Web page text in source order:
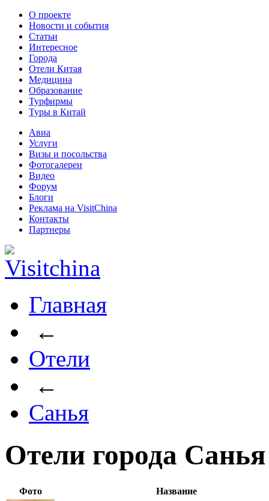
О проекте
Новости и события
Статьи
Интересное
Города
Отели Китая
Медицина
Образование
Турфирмы
Туры в Китай
Авиа
Услуги
Визы и посольства
Фотогалереи
Видео
Форум
Блоги
Реклама на VisitChina
Контакты
Партнеры
Главная
←
Отели
←
Санья
Отели города Санья
Фото Название